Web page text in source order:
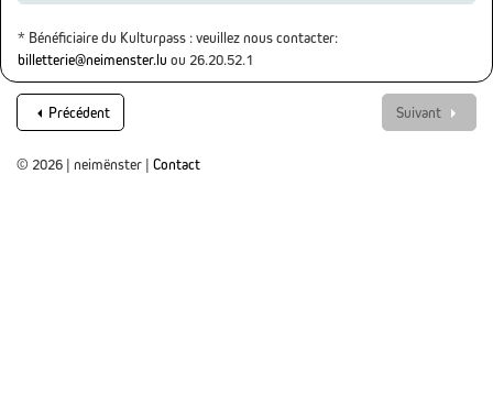
* Bénéficiaire du Kulturpass : veuillez nous contacter:
billetterie@neimenster.lu ou 26.20.52.1
Précédent Suivant
© 2026 | neimënster | Contact